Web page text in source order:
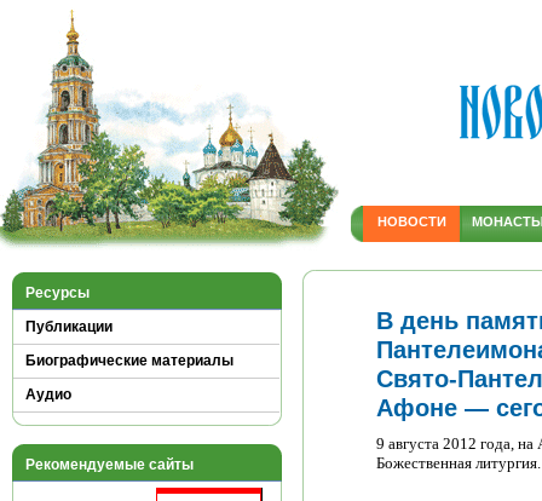
В день
Свято-
Афоне —
9 августа 2012 года,
Божественная литургия.
НОВОСТИ
Ресурсы
Публикации
Биографические материалы
Аудио
Рекомендуемые сайты